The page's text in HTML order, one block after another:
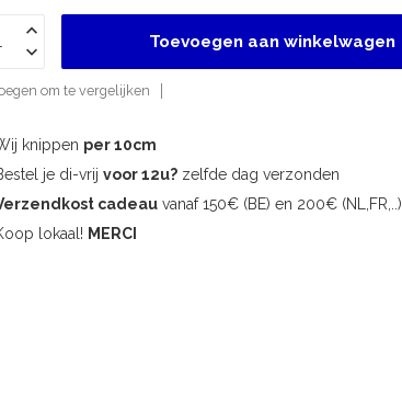
Toevoegen aan winkelwagen
om te vergelijken
knippen per 10cm
je di-vrijvoor 12u? zelfde dag verzonden
cadeau vanaf 150€ (BE) en 200€ (NL,FR,..)
lokaal! MERCI